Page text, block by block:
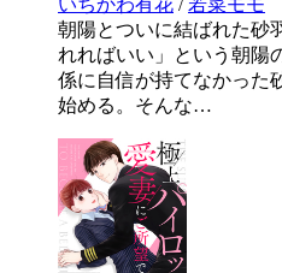
いちかわ有花 /若菜モモ
朝陽とついに結ばれた砂
れればいい」という朝陽
係に自信が持てなかった
始める。そんな…